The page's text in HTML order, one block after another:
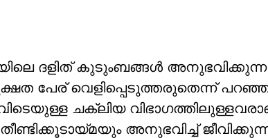
ദളിത് കുടുംബങ്ങള്‍ അനുഭവിക്കുന്ന
പേര് വെളിപ്പെടുത്തരുതെന്ന്
ചക്ലിയ
അനുഭവിച്ച്